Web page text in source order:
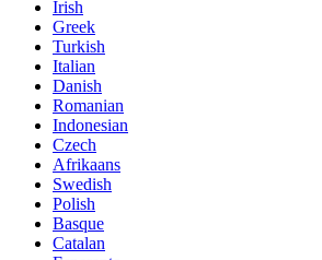
Irish
Greek
Turkish
Italian
Danish
Romanian
Indonesian
Czech
Afrikaans
Swedish
Polish
Basque
Catalan